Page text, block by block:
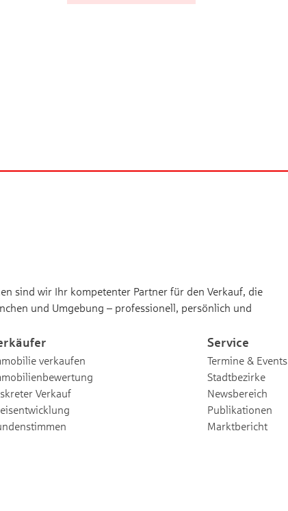
sind wir Ihr kompetenter Partner für den Verkauf, die
und Umgebung – professionell, persönlich und
verkaufen
Verkauf
Service
Termine & Events
Stadtbezirke
Newsbereich
Publikationen
Marktbericht